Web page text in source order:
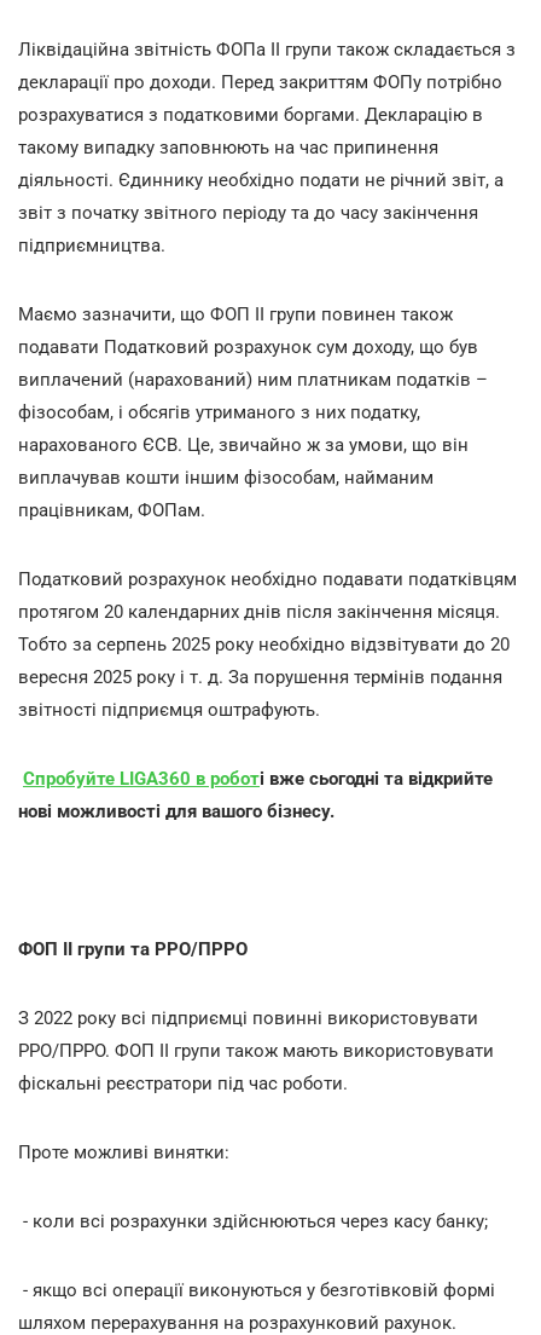
Ліквідаційна звітність ФОПа ІІ групи також складається з
декларації про доходи. Перед закриттям ФОПу потрібно
розрахуватися з податковими боргами. Декларацію в
такому випадку заповнюють на час припинення
діяльності. Єдиннику необхідно подати не річний звіт, а
звіт з початку звітного періоду та до часу закінчення
підприємництва.
Маємо зазначити, що ФОП ІІ групи повинен також
подавати Податковий розрахунок сум доходу, що був
виплачений (нарахований) ним платникам податків –
фізособам, і обсягів утриманого з них податку,
нарахованого ЄСВ. Це, звичайно ж за умови, що він
виплачував кошти іншим фізособам, найманим
працівникам, ФОПам.
Податковий розрахунок необхідно подавати податківцям
протягом 20 календарних днів після закінчення місяця.
Тобто за серпень 2025 року необхідно відзвітувати до 20
вересня 2025 року і т. д. За порушення термінів подання
звітності підприємця оштрафують.
Спробуйте LIGA360 в роботі вже сьогодні та відкрийте
нові можливості для вашого бізнесу.
ФОП ІІ групи та РРО/ПРРО
З 2022 року всі підприємці повинні використовувати
РРО/ПРРО. ФОП ІІ групи також мають використовувати
фіскальні реєстратори під час роботи.
Проте можливі винятки:
- коли всі розрахунки здійснюються через касу банку;
- якщо всі операції виконуються у безготівковій формі
шляхом перерахування на розрахунковий рахунок.